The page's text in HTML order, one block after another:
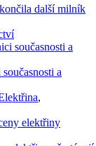
další milník
a
,